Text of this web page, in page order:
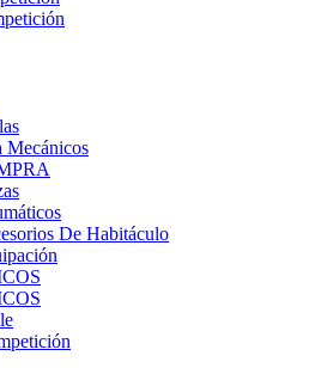
De Habitáculo